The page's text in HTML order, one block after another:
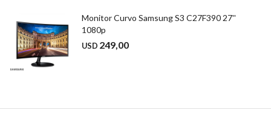
Monitor Curvo Samsung S3 C27F390 27''
1080p
USD 249,00